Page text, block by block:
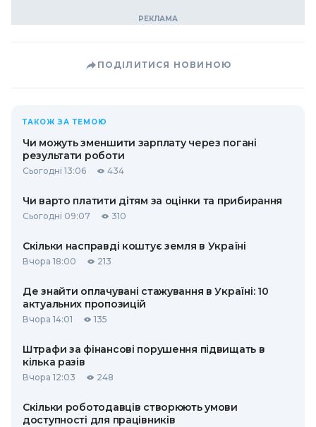
ПОДІЛИТИСЯ НОВИНОЮ
ТАКОЖ ЗА ТЕМОЮ
Чи можуть зменшити зарплату через погані
результати роботи
Сьогодні 13:06 434
Чи варто платити дітям за оцінки та прибирання
Сьогодні 09:07 310
Скільки насправді коштує земля в Україні
Вчора 18:00 213
Де знайти оплачувані стажування в Україні: 10
актуальних пропозицій
Вчора 14:01 135
Штрафи за фінансові порушення підвищать в
кілька разів
Вчора 12:03 248
Скільки роботодавців створюють умови
доступності для працівників